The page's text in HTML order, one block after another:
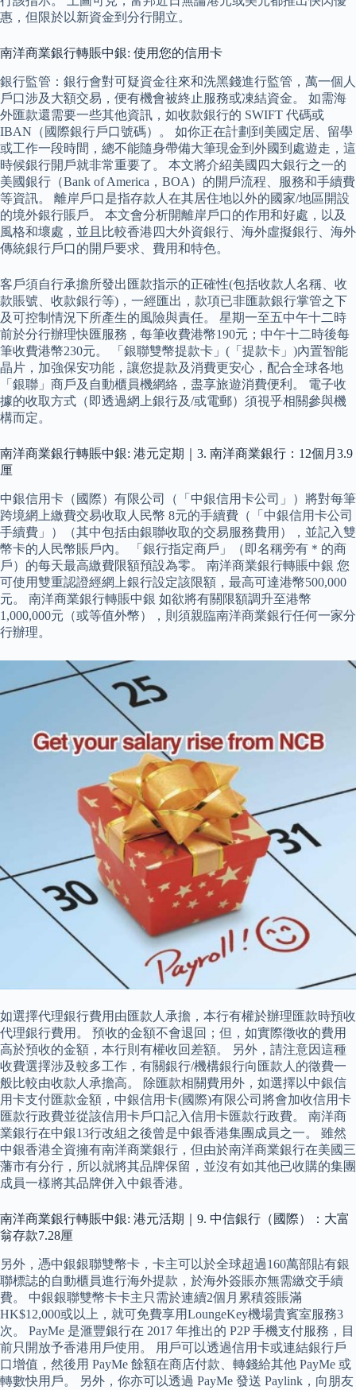
惠，但限於以新資金到分行開立。
南洋商業銀行轉賬中銀: 使用您的信用卡
銀行監管：銀行會對可疑資金往來和洗黑錢進行監管，萬一個人
戶口涉及大額交易，便有機會被終止服務或凍結資金。 如需海
外匯款還需要一些其他資訊，如收款銀行的 SWIFT 代碼或
IBAN（國際銀行戶口號碼）。 如你正在計劃到美國定居、留學
或工作一段時間，總不能隨身帶備大筆現金到外國到處遊走，這
時候銀行開戶就非常重要了。 本文將介紹美國四大銀行之一的
美國銀行（Bank of America，BOA）的開戶流程、服務和手續費
等資訊。 離岸戶口是指存款人在其居住地以外的國家/地區開設
的境外銀行賬戶。 本文會分析開離岸戶口的作用和好處，以及
風格和壞處，並且比較香港四大外資銀行、海外虛擬銀行、海外
傳統銀行戶口的開戶要求、費用和特色。
客戶須自行承擔所發出匯款指示的正確性(包括收款人名稱、收
款賬號、收款銀行等)，一經匯出，款項已非匯款銀行掌管之下
及可控制情況下所產生的風險與責任。 星期一至五中午十二時
前於分行辦理快匯服務，每筆收費港幣190元；中午十二時後每
筆收費港幣230元。 「銀聯雙幣提款卡」(「提款卡」)內置智能
晶片，加強保安功能，讓您提款及消費更安心，配合全球各地
「銀聯」商戶及自動櫃員機網絡，盡享旅遊消費便利。 電子收
據的收取方式（即透過網上銀行及/或電郵）須視乎相關參與機
構而定。
南洋商業銀行轉賬中銀: 港元定期｜3. 南洋商業銀行：12個月3.9
厘
中銀信用卡（國際）有限公司（「中銀信用卡公司」）將對每筆
跨境網上繳費交易收取人民幣 8元的手續費（「中銀信用卡公司
手續費」）（其中包括由銀聯收取的交易服務費用），並記入雙
幣卡的人民幣賬戶內。 「銀行指定商戶」（即名稱旁有＊的商
戶）的每天最高繳費限額預設為零。 南洋商業銀行轉賬中銀 您
可使用雙重認證經網上銀行設定該限額，最高可達港幣500,000
元。 南洋商業銀行轉賬中銀 如欲將有關限額調升至港幣
1,000,000元（或等值外幣），則須親臨南洋商業銀行任何一家分
行辦理。
如選擇代理銀行費用由匯款人承擔，本行有權於辦理匯款時預收
代理銀行費用。 預收的金額不會退回；但，如實際徵收的費用
高於預收的金額，本行則有權收回差額。 另外，請注意因這種
收費選擇涉及較多工作，有關銀行/機構銀行向匯款人的徵費一
般比較由收款人承擔高。 除匯款相關費用外，如選擇以中銀信
用卡支付匯款金額，中銀信用卡(國際)有限公司將會加收信用卡
匯款行政費並從該信用卡戶口記入信用卡匯款行政費。 南洋商
業銀行在中銀13行改組之後曾是中銀香港集團成員之一。 雖然
中銀香港全資擁有南洋商業銀行，但由於南洋商業銀行在美國三
藩市有分行，所以就將其品牌保留，並沒有如其他已收購的集團
成員一樣將其品牌併入中銀香港。
南洋商業銀行轉賬中銀: 港元活期｜9. 中信銀行（國際）：大富
翁存款7.28厘
另外，憑中銀銀聯雙幣卡，卡主可以於全球超過160萬部貼有銀
聯標誌的自動櫃員進行海外提款，於海外簽賬亦無需繳交手續
費。 中銀銀聯雙幣卡卡主只需於連續2個月累積簽賬滿
HK$12,000或以上，就可免費享用LoungeKey機場貴賓室服務3
次。 PayMe 是滙豐銀行在 2017 年推出的 P2P 手機支付服務，目
前只開放予香港用戶使用。 用戶可以透過信用卡或連結銀行戶
口增值，然後用 PayMe 餘額在商店付款、轉錢給其他 PayMe 或
轉數快用戶。 另外，你亦可以透過 PayMe 發送 Paylink，向朋友